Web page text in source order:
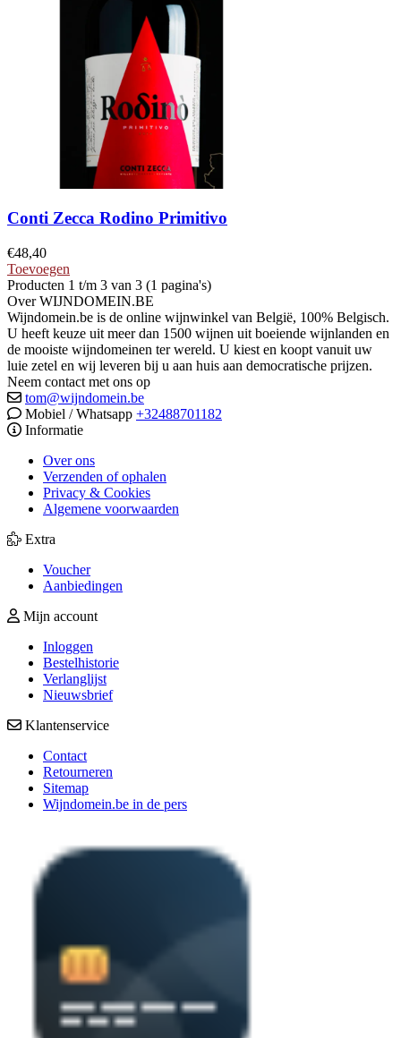
Conti Zecca Rodino Primitivo
€48,40
Toevoegen
Producten 1 t/m 3 van 3 (1 pagina's)
Over WIJNDOMEIN.BE
Wijndomein.be is de online wijnwinkel van België, 100% Belgisch.
U heeft keuze uit meer dan 1500 wijnen uit boeiende wijnlanden en
de mooiste wijndomeinen ter wereld. U kiest en koopt vanuit uw
luie zetel en wij leveren bij u aan huis aan democratische prijzen.
Neem contact met ons op
tom@wijndomein.be
Mobiel / Whatsapp +32488701182
Informatie
Over ons
Verzenden of ophalen
Privacy & Cookies
Algemene voorwaarden
Extra
Voucher
Aanbiedingen
Mijn account
Inloggen
Bestelhistorie
Verlanglijst
Nieuwsbrief
Klantenservice
Contact
Retourneren
Sitemap
Wijndomein.be in de pers